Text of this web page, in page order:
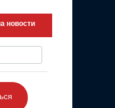
новости